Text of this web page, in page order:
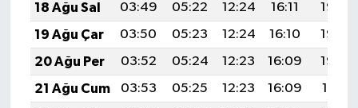
18 Ağu Sal
03:49 05:22 12:24 16:11
19:16
19 Ağu Çar
03:50 05:23 12:24 16:10
19:14
20 Ağu Per
03:52 05:24 12:23 16:09
19:13
21 Ağu Cum
03:53 05:25 12:23 16:09
19:11